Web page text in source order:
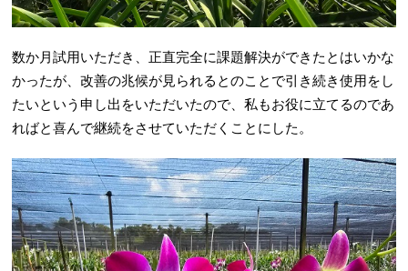
数か月試用いただき、正直完全に課題解決ができたとはいかな
かったが、改善の兆候が見られるとのことで引き続き使用をし
たいという申し出をいただいたので、私もお役に立てるのであ
ればと喜んで継続をさせていただくことにした。